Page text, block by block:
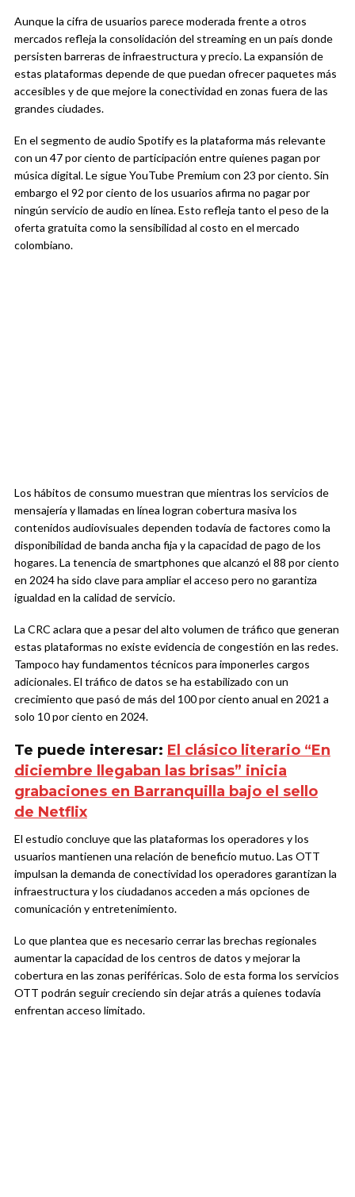
Aunque la cifra de usuarios parece moderada frente a otros
mercados refleja la consolidación del streaming en un país donde
persisten barreras de infraestructura y precio. La expansión de
estas plataformas depende de que puedan ofrecer paquetes más
accesibles y de que mejore la conectividad en zonas fuera de las
grandes ciudades.
En el segmento de audio Spotify es la plataforma más relevante
con un 47 por ciento de participación entre quienes pagan por
música digital. Le sigue YouTube Premium con 23 por ciento. Sin
embargo el 92 por ciento de los usuarios afirma no pagar por
ningún servicio de audio en línea. Esto refleja tanto el peso de la
oferta gratuita como la sensibilidad al costo en el mercado
colombiano.
Los hábitos de consumo muestran que mientras los servicios de
mensajería y llamadas en línea logran cobertura masiva los
contenidos audiovisuales dependen todavía de factores como la
disponibilidad de banda ancha fija y la capacidad de pago de los
hogares. La tenencia de smartphones que alcanzó el 88 por ciento
en 2024 ha sido clave para ampliar el acceso pero no garantiza
igualdad en la calidad de servicio.
La CRC aclara que a pesar del alto volumen de tráfico que generan
estas plataformas no existe evidencia de congestión en las redes.
Tampoco hay fundamentos técnicos para imponerles cargos
adicionales. El tráfico de datos se ha estabilizado con un
crecimiento que pasó de más del 100 por ciento anual en 2021 a
solo 10 por ciento en 2024.
Te puede interesar: El clásico literario “En
diciembre llegaban las brisas” inicia
grabaciones en Barranquilla bajo el sello
de Netflix
El estudio concluye que las plataformas los operadores y los
usuarios mantienen una relación de beneficio mutuo. Las OTT
impulsan la demanda de conectividad los operadores garantizan la
infraestructura y los ciudadanos acceden a más opciones de
comunicación y entretenimiento.
Lo que plantea que es necesario cerrar las brechas regionales
aumentar la capacidad de los centros de datos y mejorar la
cobertura en las zonas periféricas. Solo de esta forma los servicios
OTT podrán seguir creciendo sin dejar atrás a quienes todavía
enfrentan acceso limitado.